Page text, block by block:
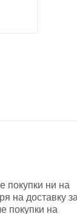
покупки ни на
на доставку за
покупки на